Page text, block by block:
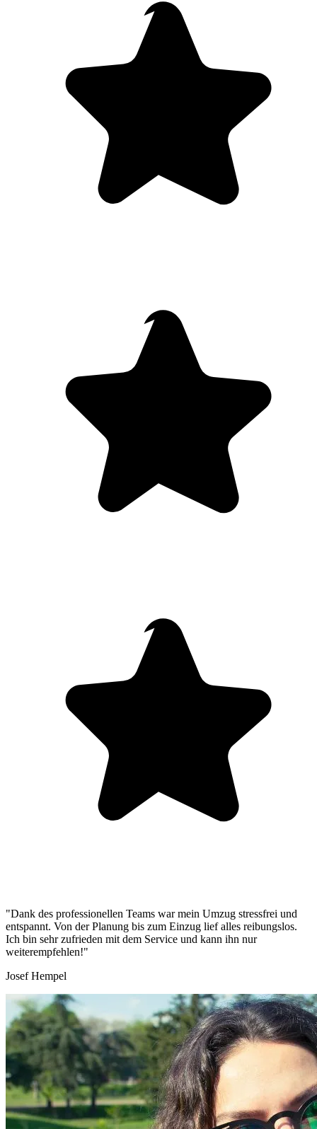
"Dank des professionellen Teams war mein Umzug stressfrei und
entspannt. Von der Planung bis zum Einzug lief alles reibungslos.
Ich bin sehr zufrieden mit dem Service und kann ihn nur
weiterempfehlen!"
Josef Hempel